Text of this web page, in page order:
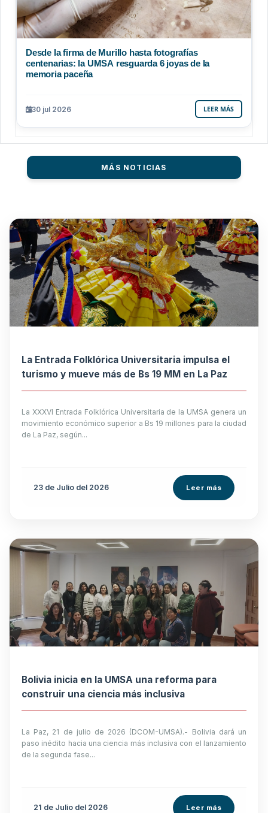
Desde la firma de Murillo hasta fotografías
centenarias: la UMSA resguarda 6 joyas de la
memoria paceña
30 jul 2026 LEER MÁS
MÁS NOTICIAS
La Entrada Folklórica Universitaria impulsa el
turismo y mueve más de Bs 19 MM en La Paz
La XXXVI Entrada Folklórica Universitaria de la UMSA genera un
movimiento económico superior a Bs 19 millones para la ciudad
de La Paz, según...
23 de Julio del 2026 Leer más
Bolivia inicia en la UMSA una reforma para
construir una ciencia más inclusiva
La Paz, 21 de julio de 2026 (DCOM-UMSA).- Bolivia dará un
paso inédito hacia una ciencia más inclusiva con el lanzamiento
de la segunda fase...
21 de Julio del 2026 Leer más